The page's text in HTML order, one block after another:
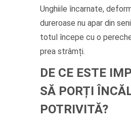
Unghiile încarnate,
dureroase nu apar din
totul începe cu o
prea strâmți.
DE CE ESTE
SĂ PORȚI
POTRIVITĂ?